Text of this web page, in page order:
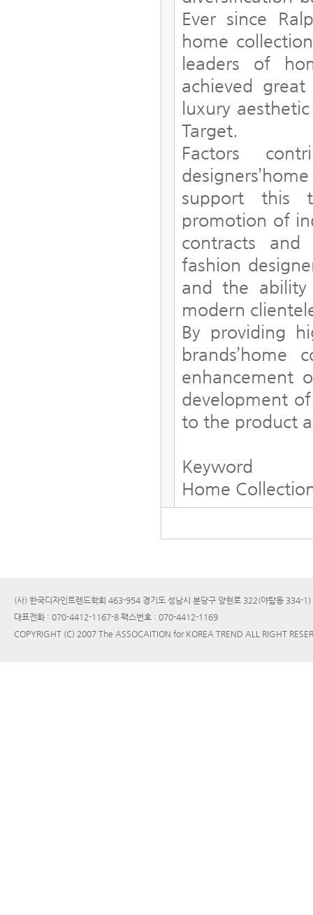
Ever since
home
leaders of
achieved
luxury
Target.
Factors
support this
promotion of
contracts and
fashion
and the ability
modern
By providing
enhancement
development
to the product
Keyword
Home
(사) 한국디자인트렌드학회 463-954 경기도 성남시 분당구 양현로 322(야탑동 334-
대표전화 : 070-4412-1167-8 팩스번호 : 070-4412-1169
COPYRIGHT (C) 2007 The ASSOCAITION for KOREA TREND ALL RIGHT